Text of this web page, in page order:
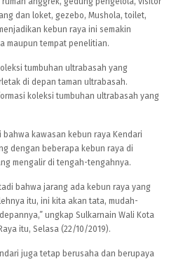
dan loket, gezebo, Mushola, toilet,
kebun raya ini semakin
maupun tempat penelitian.
tumbuhan ultrabasah yang
di depan taman ultrabasah.
koleksi tumbuhan ultrabasah yang
bahwa kawasan kebun raya Kendari
dengan beberapa kebun raya di
mengalir di tengah-tengahnya.
bahwa jarang ada kebun raya yang
itu, ini kita akan tata, mudah-
ungkap Sulkarnain Wali Kota
itu, Selasa (22/10/2019).
juga tetap berusaha dan berupaya